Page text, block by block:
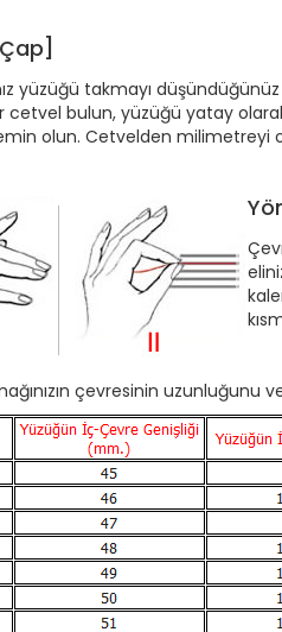
yüzüğü takmayı
cetvel bulun, yüzüğü yatay
olun. Cetvelden milimetreyi
çevresinin uzunluğunu